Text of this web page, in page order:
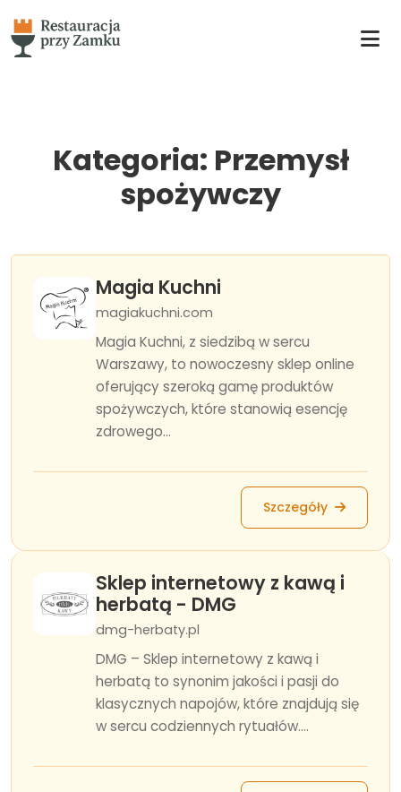
Kategoria: Przemysł
spożywczy
Magia Kuchni
magiakuchni.com
Magia Kuchni, z siedzibą w sercu
Warszawy, to nowoczesny sklep online
oferujący szeroką gamę produktów
spożywczych, które stanowią esencję
zdrowego...
Szczegóły
Sklep internetowy z kawą i
herbatą - DMG
dmg-herbaty.pl
DMG – Sklep internetowy z kawą i
herbatą to synonim jakości i pasji do
klasycznych napojów, które znajdują się
w sercu codziennych rytuałów....